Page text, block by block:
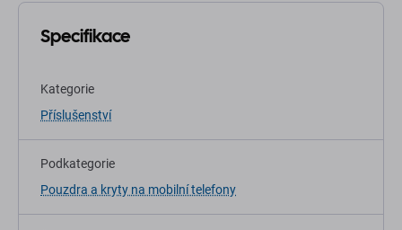
Specifikace
Kategorie
Příslušenství
Podkategorie
Pouzdra a kryty na mobilní telefony